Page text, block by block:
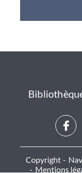
Copyright
Mentions